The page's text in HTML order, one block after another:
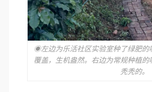
◉左边为乐活社区实验室种了绿肥的
覆盖，生机盎然。右边为常规种植
秃秃的。